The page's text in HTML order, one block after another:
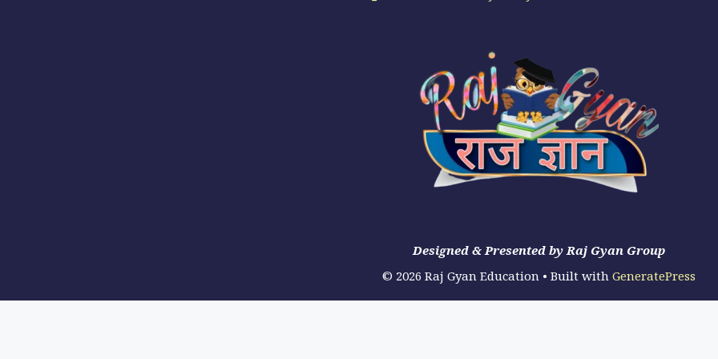
Designed & Presented by Raj Gyan Group
© 2026 Raj Gyan Education • Built with GeneratePress